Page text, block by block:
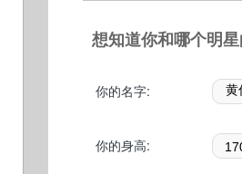
想知道你和哪个明
你的名字:
你的身高: